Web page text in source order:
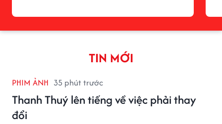
TIN MỚI
PHIM ẢNH 35 phút trước
Thanh Thuý lên tiếng về việc phải thay
đổi